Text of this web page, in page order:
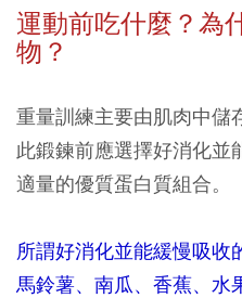
運動前吃什麼？為
物 ？
重量訓練主要由肌肉中儲
此鍛鍊前應選擇好消化並
適量的優質蛋白質組合。
所謂好消化並能緩慢吸收
馬鈴薯、南瓜、香蕉、水